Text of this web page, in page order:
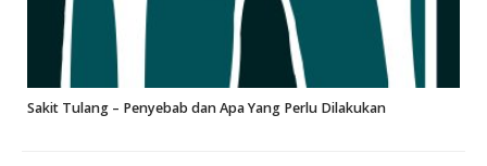
Sakit Tulang – Penyebab dan Apa Yang Perlu Dilakukan